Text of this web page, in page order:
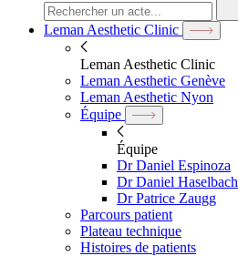
Leman Aesthetic Clinic
Leman Aesthetic Clinic
Leman Aesthetic Genève
Leman Aesthetic Nyon
Équipe
Équipe
Dr Daniel Espinoza
Dr Daniel Haselbach
Dr Patrice Zaugg
Parcours patient
Plateau technique
Histoires de patients